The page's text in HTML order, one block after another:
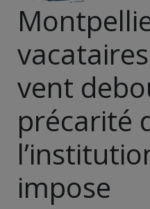
vent
précarité
impose